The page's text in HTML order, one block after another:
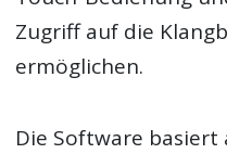
Zugriff auf die
ermöglichen.
Die Software basiert